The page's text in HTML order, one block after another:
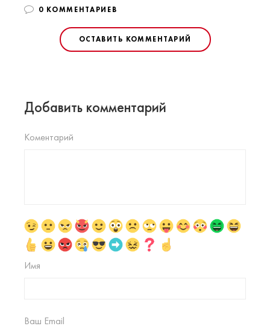
0 КОММЕНТАРИЕВ
ОСТАВИТЬ КОММЕНТАРИЙ
Добавить комментарий
Коментарий
Имя
Ваш Email